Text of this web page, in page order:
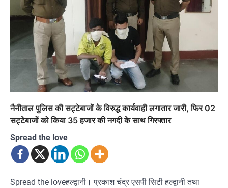
नैनीताल पुलिस की सट्टेबाजों के विरुद्ध कार्यवाही लगातार जारी, फिर 02
सट्टेबाजों को किया 35 हजार की नगदी के साथ गिरफ्तार
Spread the love
Spread the loveहल्द्वानी। प्रकाश चंद्र एसपी सिटी हल्द्वानी तथा